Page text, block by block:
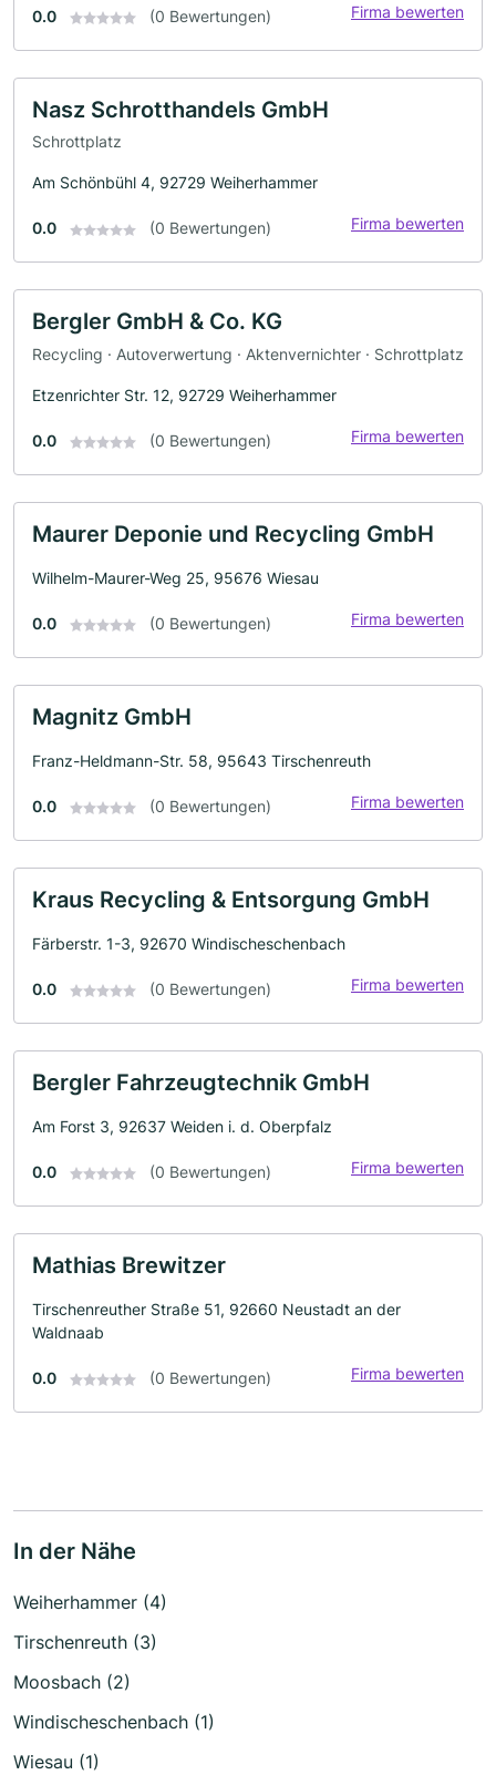
0.0 (0 Bewertungen) Firma bewerten
Nasz Schrotthandels GmbH
Schrottplatz
Am Schönbühl 4, 92729 Weiherhammer
0.0 (0 Bewertungen) Firma bewerten
Bergler GmbH & Co. KG
Recycling · Autoverwertung · Aktenvernichter · Schrottplatz
Etzenrichter Str. 12, 92729 Weiherhammer
0.0 (0 Bewertungen) Firma bewerten
Maurer Deponie und Recycling GmbH
Wilhelm-Maurer-Weg 25, 95676 Wiesau
0.0 (0 Bewertungen) Firma bewerten
Magnitz GmbH
Franz-Heldmann-Str. 58, 95643 Tirschenreuth
0.0 (0 Bewertungen) Firma bewerten
Kraus Recycling & Entsorgung GmbH
Färberstr. 1-3, 92670 Windischeschenbach
0.0 (0 Bewertungen) Firma bewerten
Bergler Fahrzeugtechnik GmbH
Am Forst 3, 92637 Weiden i. d. Oberpfalz
0.0 (0 Bewertungen) Firma bewerten
Mathias Brewitzer
Tirschenreuther Straße 51, 92660 Neustadt an der
Waldnaab
0.0 (0 Bewertungen) Firma bewerten
In der Nähe
Weiherhammer (4)
Tirschenreuth (3)
Moosbach (2)
Windischeschenbach (1)
Wiesau (1)